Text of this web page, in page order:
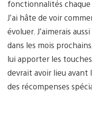
fonctionnalités chaque
J’ai hâte de voir
évoluer. J’aimerais
dans les mois
lui apporter les
devrait avoir lieu avant
des récompenses